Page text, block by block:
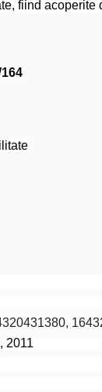
fiind
2011